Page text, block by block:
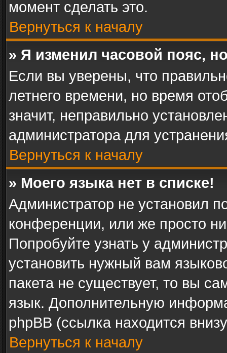
момент сделать это.
Вернуться к началу
» Я изменил часовой пояс,
Если вы уверены, что
летнего времени, но время
значит, неправильно
администратора для
Вернуться к началу
» Моего языка нет в списке!
Администратор не установил
конференции, или же просто
Попробуйте узнать у
установить нужный вам
пакета не существует, то вы
язык. Дополнительную
phpBB (ссылка находится
Вернуться к началу